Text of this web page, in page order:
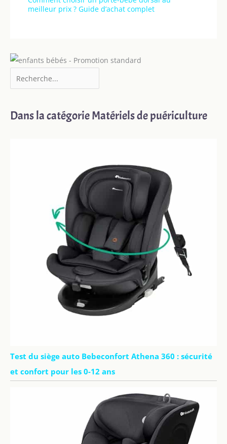
meilleur prix ? Guide d’achat complet
Dans la catégorie Matériels de puériculture
Test du siège auto Bebeconfort Athena 360 : sécurité
et confort pour les 0-12 ans